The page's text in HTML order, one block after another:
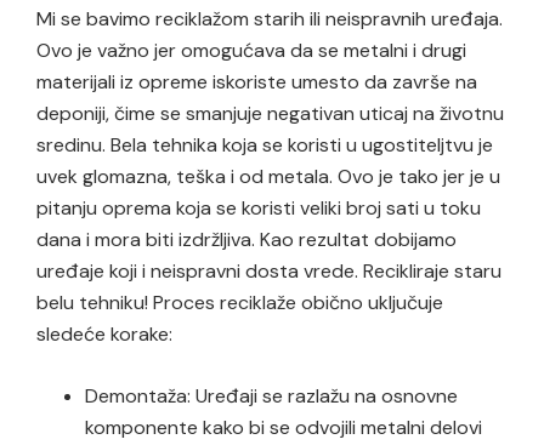
Mi se bavimo reciklažom starih ili neispravnih uređaja.
Ovo je važno jer omogućava da se metalni i drugi
materijali iz opreme iskoriste umesto da završe na
deponiji, čime se smanjuje negativan uticaj na životnu
sredinu. Bela tehnika koja se koristi u ugostiteljtvu je
uvek glomazna, teška i od metala. Ovo je tako jer je u
pitanju oprema koja se koristi veliki broj sati u toku
dana i mora biti izdržljiva. Kao rezultat dobijamo
uređaje koji i neispravni dosta vrede. Recikliraje staru
belu tehniku! Proces reciklaže obično uključuje
sledeće korake:
Demontaža: Uređaji se razlažu na osnovne
komponente kako bi se odvojili metalni delovi